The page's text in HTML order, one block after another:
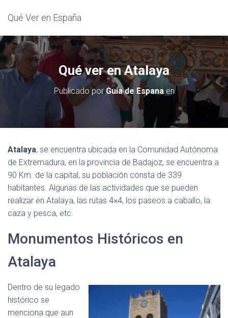
Qué Ver en España
Qué ver en Atalaya
Publicado porGuia de Espanaen
Atalaya, se encuentra ubicada en la Comunidad Autónoma
de Extremadura, en la provincia de Badajoz, se encuentra a
90 Km. de la capital, su población consta de 339
habitantes. Algunas de las actividades que se pueden
realizar en Atalaya, las rutas 4×4, los paseos a caballo, la
caza y pesca, etc.
Monumentos Históricos en
Atalaya
Dentro de su legado
histórico se
menciona que aun